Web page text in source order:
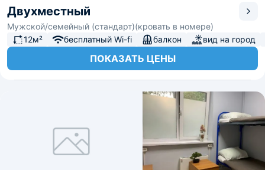
Двухместный
Мужской/семейный (стандарт)(кровать в номере)
12м²
бесплатный Wi-fi балкон вид на город
ПОКАЗАТЬ ЦЕНЫ